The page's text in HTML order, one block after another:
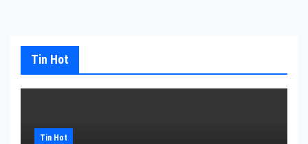
Tin Hot
Tin Hot